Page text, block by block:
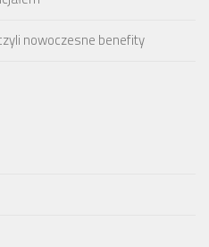
nowoczesne benefity